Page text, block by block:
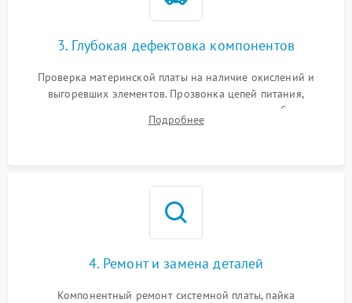
3. Глубокая дефектовка компонентов
Проверка материнской платы на наличие окислений и
выгоревших элементов. Прозвонка цепей питания,
тестирование приводных моторов колес и турбины
всасывания. Оценка состояния оптических и инфракрасных
Подробнее
4. Ремонт и замена деталей
Компонентный ремонт системной платы, пайка